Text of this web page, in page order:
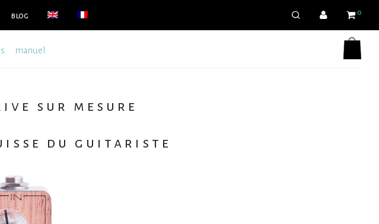
blog 0
manuel
sur mesure
du guitariste